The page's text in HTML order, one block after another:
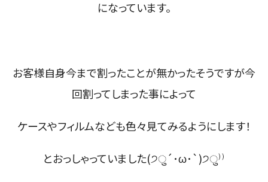
になっています。
お客様自身今まで割ったことが無かったそうですが今
回割ってしまった事によって
ケースやフィルムなども色々見てみるようにします！
とおっしゃっていました(੭ु´･ω･`)੭ु⁾⁾